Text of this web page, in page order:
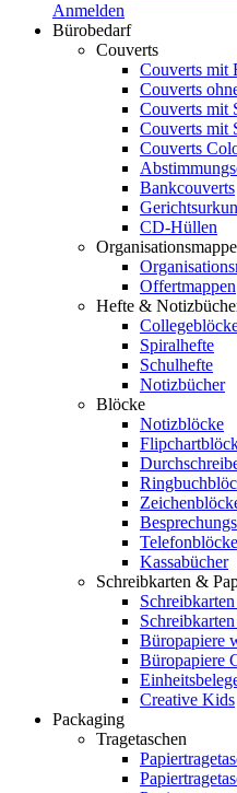
Anmelden
Bürobedarf
Couverts
Couverts mit
Couverts
Couverts mit
Couverts mit
Couverts
Bankcouverts
CD-Hüllen
Offertmappen
Hefte &
Spiralhefte
Schulhefte
Notizbücher
Blöcke
Notizblöcke
Telefonblöcke
Kassabücher
Schreibkarten &
Büropapiere
Büropapiere
Creative Kids
Packaging
Tragetaschen